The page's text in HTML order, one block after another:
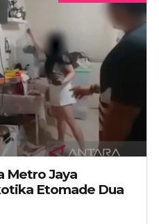
Metro Jaya
Etomade Dua